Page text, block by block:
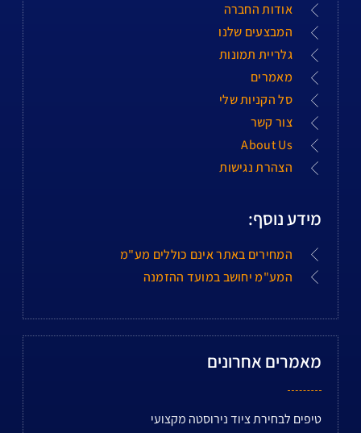
אודות החברה
המבצעים שלנו
גלריית תמונות
מאמרים
סל הקניות שלי
צור קשר
About Us
הצהרת נגישות
מידע נוסף:
המחירים באתר אינם כוללים מע"מ
המע"מ יחושב במועד ההזמנה
מאמרים אחרונים
טיפים לבחירת ציוד נירוסטה מקצועי